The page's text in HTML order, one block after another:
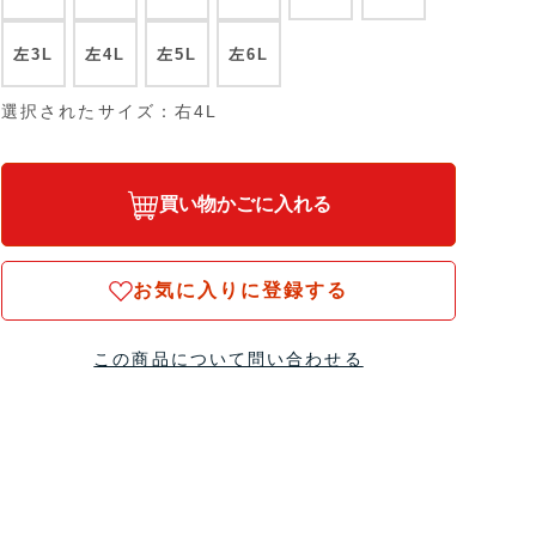
左3L 左4L 左5L 左6L
選択されたサイズ：右4L
買い物かごに入れる
お気に入りに登録する
この商品について問い合わせる